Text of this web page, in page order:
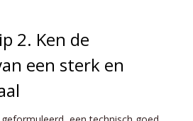
2. Ken de
een sterk en